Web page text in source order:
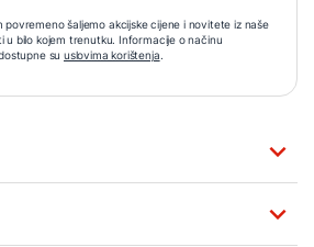
šaljemo akcijske cijene i novitete iz naše
u bilo kojem trenutku. Informacije o načinu
su uslovima korištenja.